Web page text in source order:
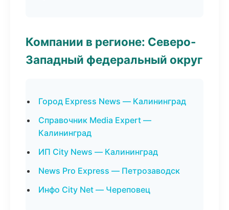
Компании в регионе: Северо-
Западный федеральный округ
Город Express News — Калининград
Справочник Media Expert —
Калининград
ИП City News — Калининград
News Pro Express — Петрозаводск
Инфо City Net — Череповец